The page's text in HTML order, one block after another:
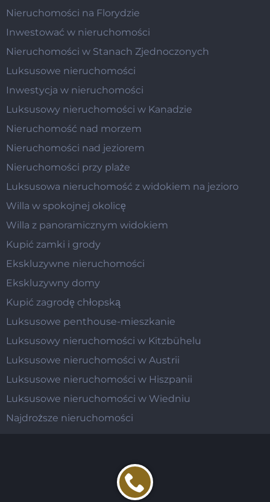
Nieruchomości na Florydzie
Inwestować w nieruchomości
Nieruchomości w Stanach Zjednoczonych
Luksusowe nieruchomości
Inwestycja w nieruchomości
Luksusowy nieruchomości w Kanadzie
Nieruchomość nad morzem
Nieruchomości nad jeziorem
Nieruchomości przy plaże
Luksusowa nieruchomość z widokiem na jezioro
Willa w spokojnej okolicę
Willa z panoramicznym widokiem
Kupić zamki i grody
Ekskluzywne nieruchomości
Ekskluzywny domy
Kupić zagrodę chłopską
Luksusowe penthouse-mieszkanie
Luksusowy nieruchomości w Kitzbühelu
Luksusowe nieruchomości w Austrii
Luksusowe nieruchomości w Hiszpanii
Luksusowe nieruchomości w Wiedniu
Najdroższe nieruchomości